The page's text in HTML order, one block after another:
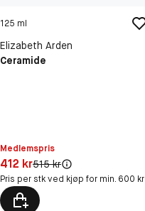
125 ml
Elizabeth Arden
Ceramide
Medlemspris
Pris: 412 kr
412 krOriginal pris:
515 kr
Pris per stk ved kjøp for min. 600 kr